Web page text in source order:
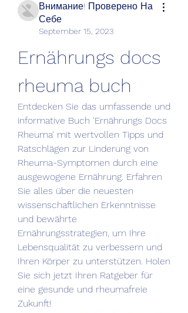
Внимание! Проверено На
Себе
September 15, 2023
Ernährungs docs
rheuma buch
Entdecken Sie das umfassende und
informative Buch 'Ernährungs Docs
Rheuma' mit wertvollen Tipps und
Ratschlägen zur Linderung von
Rheuma-Symptomen durch eine
ausgewogene Ernährung. Erfahren
Sie alles über die neuesten
wissenschaftlichen Erkenntnisse
und bewährte
Ernährungsstrategien, um Ihre
Lebensqualität zu verbessern und
Ihren Körper zu unterstützen. Holen
Sie sich jetzt Ihren Ratgeber für
eine gesunde und rheumafreie
Zukunft!